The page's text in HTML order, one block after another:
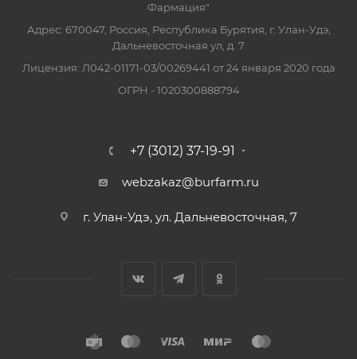
Фармация"
Адрес: 670047, Россия, Республика Бурятия, г. Улан-Удэ,
Дальневосточная ул, д. 7
Лицензия: Л042-01171-03/00269441 от 24 января 2020 года
ОГРН - 1020300888794
+7 (3012) 37-19-91
webzakaz@burfarm.ru
г. Улан-Удэ, ул. Дальневосточная, 7